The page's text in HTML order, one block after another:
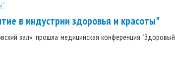
в индустрии здоровья и красоты"
зал», прошла медицинская конференция "Здоровый